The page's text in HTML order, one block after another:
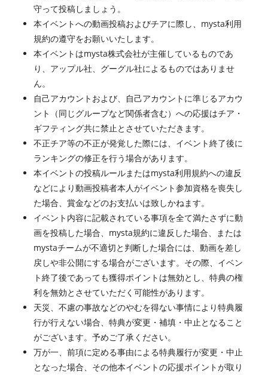
守って投稿しましょう。
本イベントへの動画投稿およびチアに際し、mysta利用
規約の遵守をお願いいたします。
本イベントはmysta株式会社が主催しているものであ
り、アップル社、グーグル社によるものではありませ
ん。
自己アカウントおよび、自己アカウントに準じるアカウ
ント（同じグループなど関係者含む）への応援はチア・
ギフティング共に禁止とさせていただきます。
不正チア等の不正が発覚した際には、イベント終了後に
ランキングの修正を行う場合があります。
本イベントの投稿ルールまたはmysta利用規約への違反
などにより動画投稿者本人がイベント参加資格を喪失し
た場合、賞金などのお支払いは致しかねます。
イベント内容に記載されている事項を全て満たさずに動
画を投稿した場合、mysta規約に違反した場合、または
mystaチームが不適切と判断した場合には、動画を差し
戻しや非公開にする場合がございます。その際、イベン
ト終了後であっても獲得ポイントは無効とし、特典の権
利を無効とさせていただく可能性があります。
天災、不慮の事故などのやむを得ない事情により特典履
行が行えない場合、特典が変更・補填・中止となること
がございます。予めご了承ください。
万が一、前項に定める事由による特典履行が変更・中止
となった場合、その他本イベントの応援ポイントが取り